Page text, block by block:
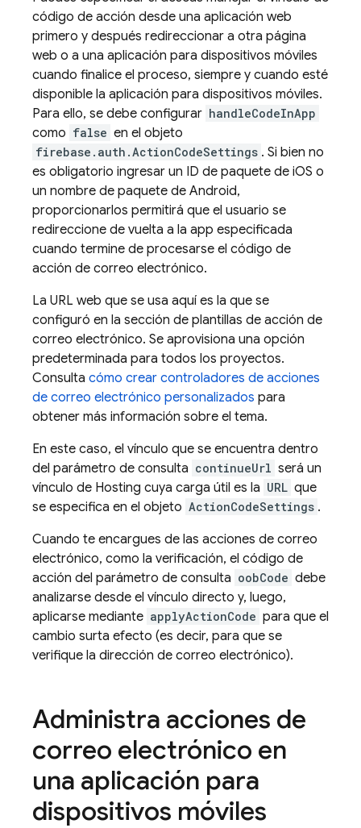
código de acción desde una aplicación web
primero y después redireccionar a otra página
web o a una aplicación para dispositivos móviles
cuando finalice el proceso, siempre y cuando esté
disponible la aplicación para dispositivos móviles.
Para ello, se debe configurar handleCodeInApp
como false en el objeto
firebase.auth.ActionCodeSettings . Si bien no
es obligatorio ingresar un ID de paquete de iOS o
un nombre de paquete de Android,
proporcionarlos permitirá que el usuario se
redireccione de vuelta a la app especificada
cuando termine de procesarse el código de
acción de correo electrónico.
La URL web que se usa aquí es la que se
configuró en la sección de plantillas de acción de
correo electrónico. Se aprovisiona una opción
predeterminada para todos los proyectos.
Consulta cómo crear controladores de acciones
de correo electrónico personalizados para
obtener más información sobre el tema.
En este caso, el vínculo que se encuentra dentro
del parámetro de consulta continueUrl será un
vínculo de Hosting cuya carga útil es la URL que
se especifica en el objeto ActionCodeSettings .
Cuando te encargues de las acciones de correo
electrónico, como la verificación, el código de
acción del parámetro de consulta oobCode debe
analizarse desde el vínculo directo y, luego,
aplicarse mediante applyActionCode para que el
cambio surta efecto (es decir, para que se
verifique la dirección de correo electrónico).
Administra acciones de
correo electrónico en
una aplicación para
dispositivos móviles